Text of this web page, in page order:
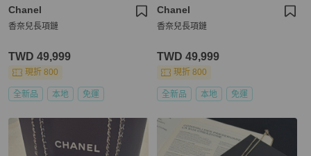
Chanel
香奈兒長項鏈
TWD 49,999
現折 800
全新品 本地 免運
Chanel
香奈兒長項鏈
TWD 49,999
現折 800
全新品 本地 免運